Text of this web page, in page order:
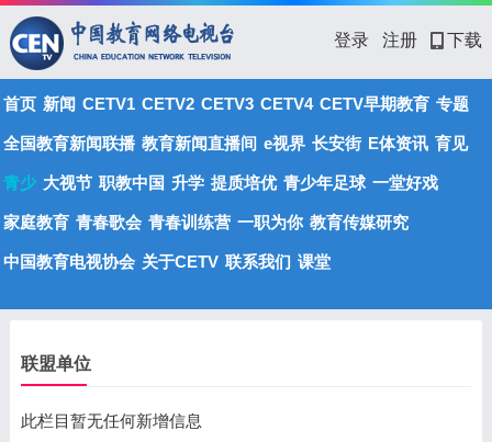
登录 注册 下载
首页 新闻 CETV1 CETV2 CETV3 CETV4 CETV早期教育 专题
全国教育新闻联播 教育新闻直播间 e视界 长安街 E体资讯 育见
青少 大视节 职教中国 升学 提质培优 青少年足球 一堂好戏
家庭教育 青春歌会 青春训练营 一职为你 教育传媒研究
中国教育电视协会 关于CETV 联系我们 课堂
联盟单位
此栏目暂无任何新增信息